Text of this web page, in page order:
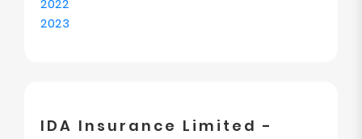
2022
2023
IDA Insurance Limited -